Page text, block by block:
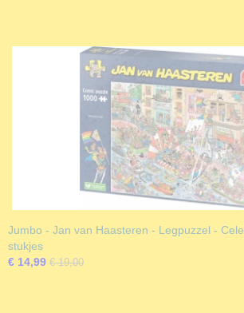
Jumbo - Jan van Haasteren - Legpuzzel -
stukjes
€ 14,99 € 19,00